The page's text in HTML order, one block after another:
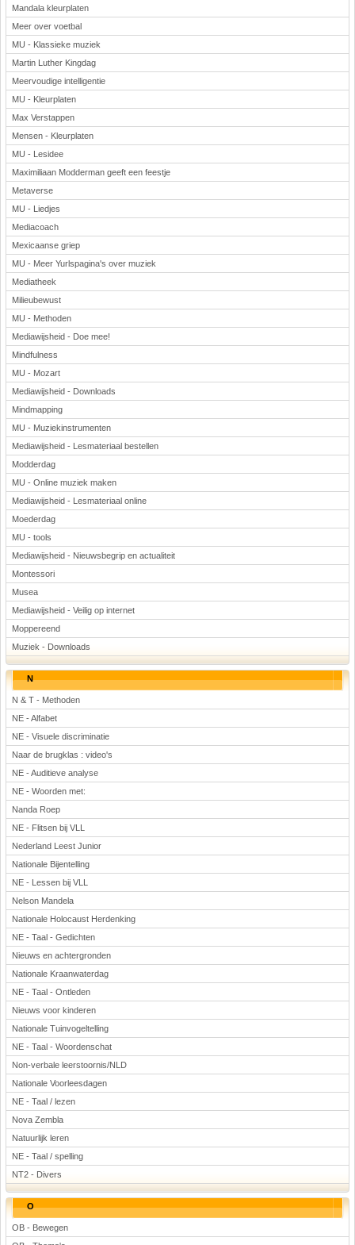
Mandala kleurplaten
Meer over voetbal
MU - Klassieke muziek
Martin Luther Kingdag
Meervoudige intelligentie
MU - Kleurplaten
Max Verstappen
Mensen - Kleurplaten
MU - Lesidee
Maximiliaan Modderman geeft een feestje
Metaverse
MU - Liedjes
Mediacoach
Mexicaanse griep
MU - Meer Yurlspagina's over muziek
Mediatheek
Milieubewust
MU - Methoden
Mediawijsheid - Doe mee!
Mindfulness
MU - Mozart
Mediawijsheid - Downloads
Mindmapping
MU - Muziekinstrumenten
Mediawijsheid - Lesmateriaal bestellen
Modderdag
MU - Online muziek maken
Mediawijsheid - Lesmateriaal online
Moederdag
MU - tools
Mediawijsheid - Nieuwsbegrip en actualiteit
Montessori
Musea
Mediawijsheid - Veilig op internet
Moppereend
Muziek - Downloads
N
N & T - Methoden
NE - Alfabet
NE - Visuele discriminatie
Naar de brugklas : video's
NE - Auditieve analyse
NE - Woorden met:
Nanda Roep
NE - Flitsen bij VLL
Nederland Leest Junior
Nationale Bijentelling
NE - Lessen bij VLL
Nelson Mandela
Nationale Holocaust Herdenking
NE - Taal - Gedichten
Nieuws en achtergronden
Nationale Kraanwaterdag
NE - Taal - Ontleden
Nieuws voor kinderen
Nationale Tuinvogeltelling
NE - Taal - Woordenschat
Non-verbale leerstoornis/NLD
Nationale Voorleesdagen
NE - Taal / lezen
Nova Zembla
Natuurlijk leren
NE - Taal / spelling
NT2 - Divers
O
OB - Bewegen